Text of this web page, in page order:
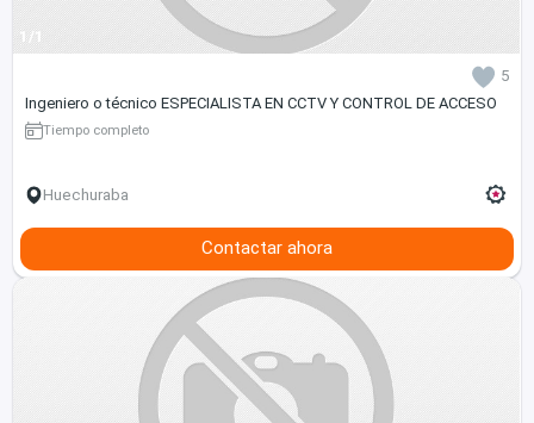
1/1
5
Ingeniero o técnico ESPECIALISTA EN CCTV Y CONTROL DE ACCESO
Tiempo completo
Huechuraba
Contactar ahora